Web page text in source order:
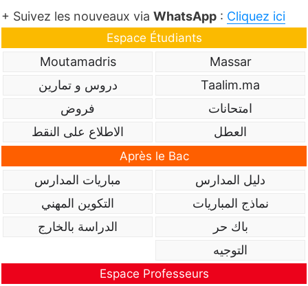
+ Suivez les nouveaux via WhatsApp : Cliquez ici
Espace Étudiants
Massar
Moutamadris
Taalim.ma
دروس و تمارين
امتحانات
فروض
العطل
الاطلاع على النقط
Après le Bac
دليل المدارس
مباريات المدارس
نماذج المباريات
التكوين المهني
باك حر
الدراسة بالخارج
التوجيه
Espace Professeurs